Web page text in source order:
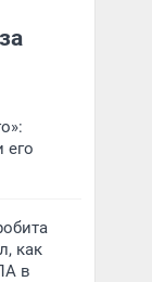
его
как
в